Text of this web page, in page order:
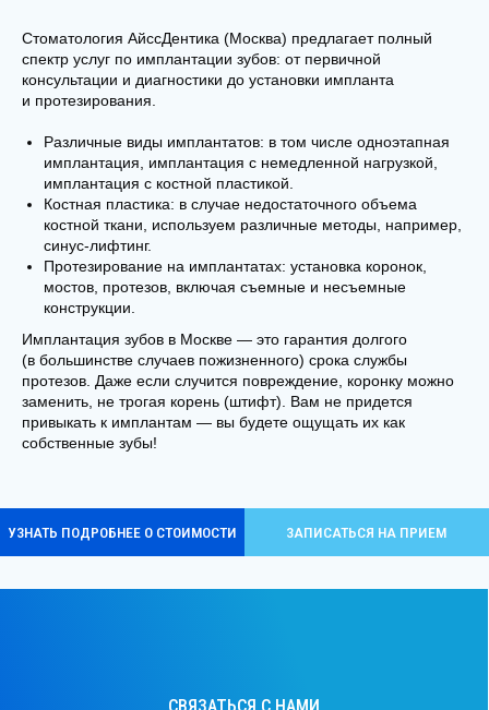
Стоматология АйссДентика (Москва) предлагает полный
спектр услуг по имплантации зубов: от первичной
консультации и диагностики до установки импланта
и протезирования.
Различные виды имплантатов: в том числе одноэтапная
имплантация, имплантация с немедленной нагрузкой,
имплантация с костной пластикой.
Костная пластика: в случае недостаточного объема
костной ткани, используем различные методы, например,
синус-лифтинг.
Протезирование на имплантатах: установка коронок,
мостов, протезов, включая съемные и несъемные
конструкции.
Имплантация зубов в Москве — это гарантия долгого
(в большинстве случаев пожизненного) срока службы
протезов. Даже если случится повреждение, коронку можно
заменить, не трогая корень (штифт). Вам не придется
привыкать к имплантам — вы будете ощущать их как
собственные зубы!
+7
Email
Я даюсогласие на обработку персональных
данных
Даюсогласие на рекламно-информационную
рассылку
НА УЛ.ТУШИНСКАЯ, 17 (ТЦ «ПРАЗДНИК»)
ПН.-ВС.: 09:00 – 21:00
График работы: